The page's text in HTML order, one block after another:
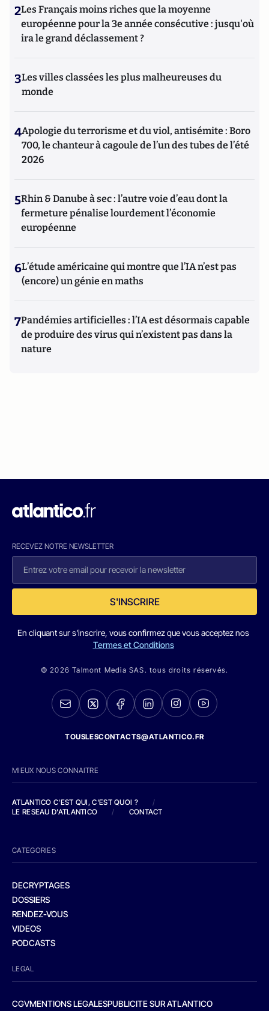
2Les Français moins riches que la moyenne
européenne pour la 3e année consécutive : jusqu'où
ira le grand déclassement ?
3Les villes classées les plus malheureuses du
monde
4Apologie du terrorisme et du viol, antisémite : Boro
700, le chanteur à cagoule de l’un des tubes de l’été
2026
5Rhin & Danube à sec : l’autre voie d’eau dont la
fermeture pénalise lourdement l’économie
européenne
6L’étude américaine qui montre que l’IA n’est pas
(encore) un génie en maths
7Pandémies artificielles : l’IA est désormais capable
de produire des virus qui n’existent pas dans la
nature
RECEVEZ NOTRE NEWSLETTER
S'INSCRIRE
En cliquant sur s'inscrire, vous confirmez que vous acceptez nos
Termes et Conditions
© 2026 Talmont Media SAS. tous droits réservés.
TOUSLESCONTACTS@ATLANTICO.FR
MIEUX NOUS CONNAITRE
ATLANTICO C'EST QUI, C'EST QUOI ?
/
LE RESEAU D'ATLANTICO
/ CONTACT
CATEGORIES
DECRYPTAGES
DOSSIERS
RENDEZ-VOUS
VIDEOS
PODCASTS
LEGAL
CGVMENTIONS LEGALESPUBLICITE SUR ATLANTICO